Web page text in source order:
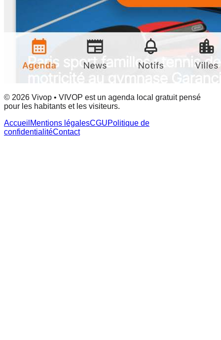
© 2026 Vivop • VIVOP est un agenda local gratuit pensé
pour les habitants et les visiteurs.
Accueil Mentions légalesCGUPolitique de
confidentialitéContact